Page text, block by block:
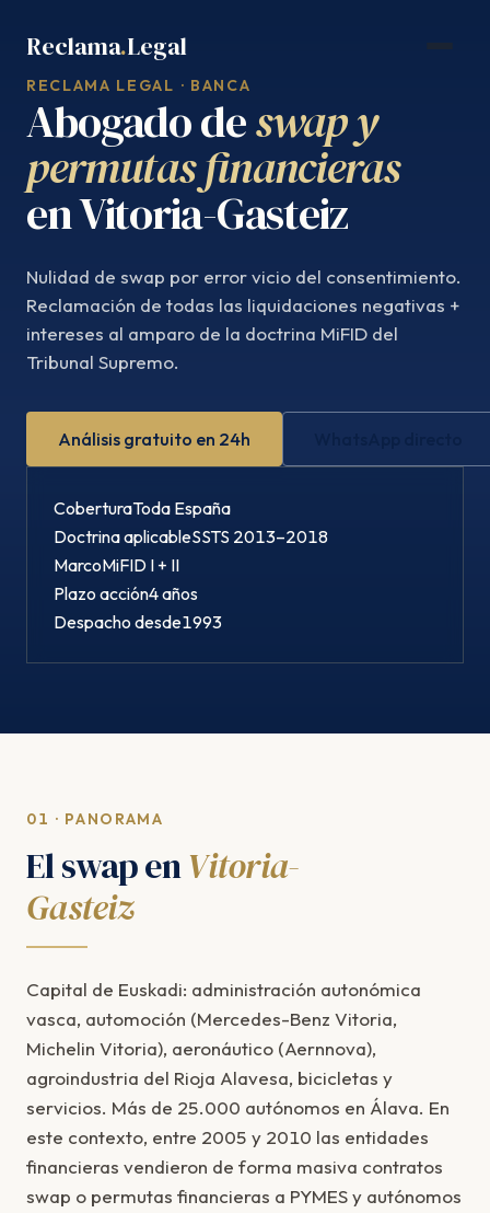
Reclama.Legal
RECLAMA LEGAL · BANCA
Abogado deswap y
permutas financieras
en Vitoria-Gasteiz
Nulidad de swap por error vicio del consentimiento.
Reclamación de todas las liquidaciones negativas +
intereses al amparo de la doctrina MiFID del
Tribunal Supremo.
Análisis gratuito en 24h
CoberturaToda España
Doctrina aplicableSSTS 2013–2018
MarcoMiFID I + II
Plazo acción4 años
Despacho desde1993
01 · PANORAMA
El swap enVitoria-
Gasteiz
Capital de Euskadi: administración autonómica
vasca, automoción (Mercedes-Benz Vitoria,
Michelin Vitoria), aeronáutico (Aernnova),
agroindustria del Rioja Alavesa, bicicletas y
servicios. Más de 25.000 autónomos en Álava. En
este contexto, entre 2005 y 2010 las entidades
financieras vendieron de forma masiva contratos
swap o permutas financieras a PYMES y autónomos